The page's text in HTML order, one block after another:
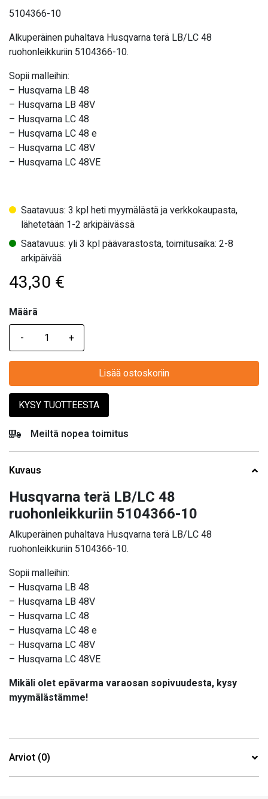
5104366-10
Alkuperäinen puhaltava Husqvarna terä LB/LC 48
ruohonleikkuriin 5104366-10.
Sopii malleihin:
– Husqvarna LB 48
– Husqvarna LB 48V
– Husqvarna LC 48
– Husqvarna LC 48 e
– Husqvarna LC 48V
– Husqvarna LC 48VE
Saatavuus: 3 kpl heti myymälästä ja verkkokaupasta,
lähetetään 1-2 arkipäivässä
Saatavuus: yli 3 kpl päävarastosta, toimitusaika: 2-8
arkipäivää
43,30 €
Määrä
Määrä
Lisää ostoskoriin
KYSY TUOTTEESTA
Meiltä nopea toimitus
Kuvaus
Husqvarna terä LB/LC 48
ruohonleikkuriin 5104366-10
Alkuperäinen puhaltava Husqvarna terä LB/LC 48
ruohonleikkuriin 5104366-10.
Sopii malleihin:
– Husqvarna LB 48
– Husqvarna LB 48V
– Husqvarna LC 48
– Husqvarna LC 48 e
– Husqvarna LC 48V
– Husqvarna LC 48VE
Mikäli olet epävarma varaosan sopivuudesta, kysy
myymälästämme!
Arviot (0)